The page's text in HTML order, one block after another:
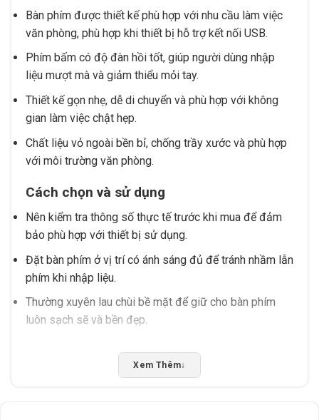
Bàn phím được thiết kế phù hợp với nhu cầu làm việc
văn phòng, phù hợp khi thiết bị hỗ trợ kết nối USB.
Phím bấm có độ đàn hồi tốt, giúp người dùng nhập
liệu mượt mà và giảm thiểu mỏi tay.
Thiết kế gọn nhẹ, dễ di chuyển và phù hợp với không
gian làm việc chật hẹp.
Chất liệu vỏ ngoài bền bỉ, chống trầy xước và phù hợp
với môi trường văn phòng.
Cách chọn và sử dụng
Nên kiểm tra thông số thực tế trước khi mua để đảm
bảo phù hợp với thiết bị sử dụng.
Đặt bàn phím ở vị trí có ánh sáng đủ để tránh nhầm lẫn
phím khi nhập liệu.
Thường xuyên lau chùi bề mặt để giữ cho bàn phím
luôn sạch sẽ và bền đẹp.
tiếp với hóa chất để bảo vệ chất liệu.
Xem Thêm↓